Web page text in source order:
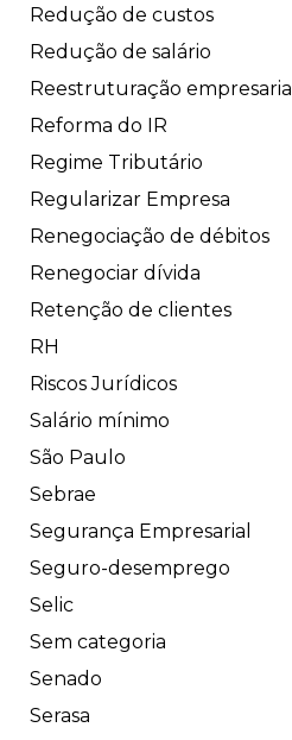
Redução de custos
Redução de salário
Reestruturação empresarial
Reforma do IR
Regime Tributário
Regularizar Empresa
Renegociação de débitos
Renegociar dívida
Retenção de clientes
RH
Riscos Jurídicos
Salário mínimo
São Paulo
Sebrae
Segurança Empresarial
Seguro-desemprego
Selic
Sem categoria
Senado
Serasa